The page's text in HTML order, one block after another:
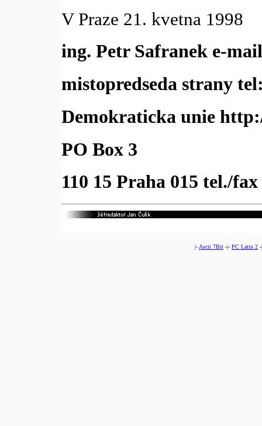
V Praze 21. kvetna 1998
ing. Petr Safranek e-
mistopredseda strany
Demokraticka unie
PO Box 3
110 15 Praha 015 tel./fax
|- Ascii 7Bit -|- PC Latin 2